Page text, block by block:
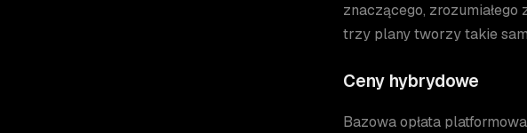
znaczącego,
trzy plany tworzy takie
Ceny hybrydowe
Bazowa opłata